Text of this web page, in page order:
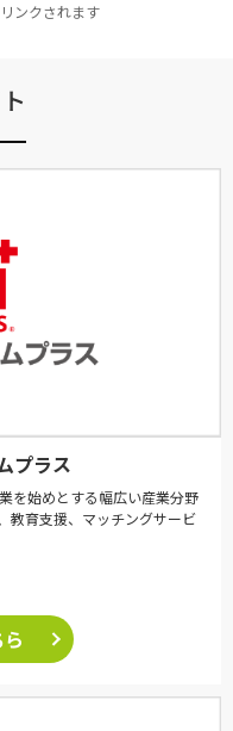
ンクされます
プラス
を始めとする幅広い産業分野
教育支援、マッチングサービ